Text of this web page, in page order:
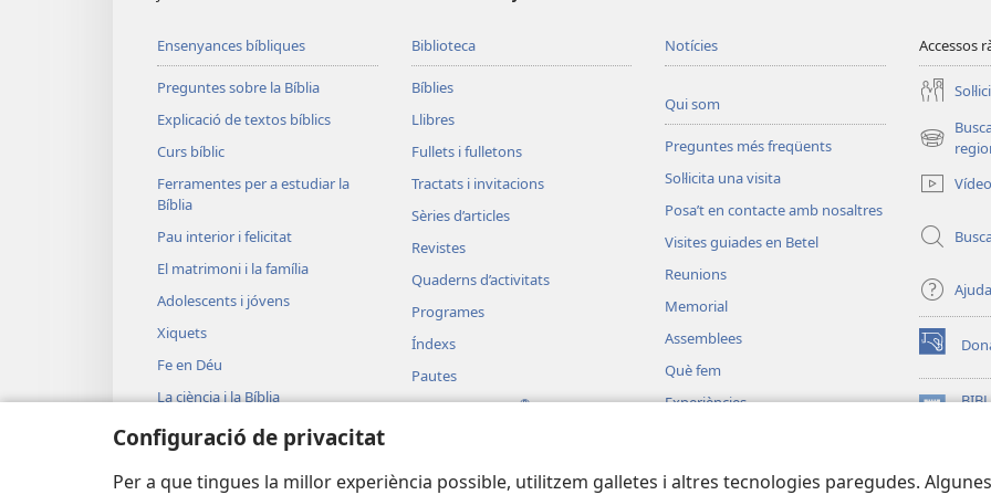
Configuració de privacitat
Per a que tingues la millor experiència possible, utilitzem galletes i altres tecnologies paregudes.
Ensenyances bíbliques
Preguntes sobre la Bíblia
Explicació de textos bíblics
Curs bíblic
Ferramentes per a estudiar la
Bíblia
Pau interior i felicitat
El matrimoni i la família
Adolescents i jóvens
Xiquets
Fe en Déu
La ciència i la Bíblia
La història i la Bíblia
Biblioteca
Bíblies
Llibres
Fullets i fulletons
Tractats i invitacions
Sèries d’articles
Revistes
Quaderns d’activitats
Programes
Índexs
Pautes
JW Broadcasting®
Música
Notícies
Qui som
Preguntes més freqüents
Soŀlicita una visita
Posa’t en contacte amb nosaltres
Visites guiades en Betel
Reunions
Memorial
Assemblees
Què fem
Experiències
Accessos
(obri
una
nova)
Ajuda
(obri
en
una
finestra